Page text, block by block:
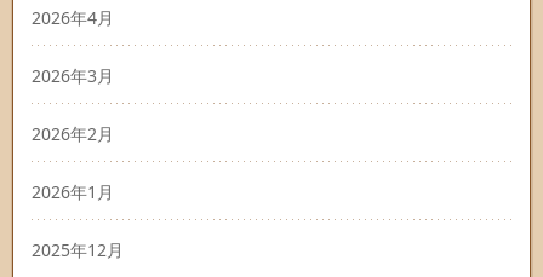
2026年4月
2026年3月
2026年2月
2026年1月
2025年12月